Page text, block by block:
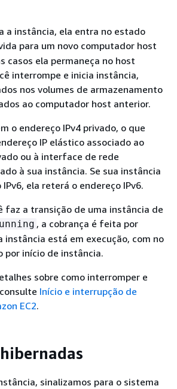
a instância, ela entra no estado
para um novo computador host
casos ela permaneça no host
interrompe e inicia instância,
nos volumes de armazenamento
ao computador host anterior.
o endereço IPv4 privado, o que
IP elástico associado ao
ou à interface de rede
à sua instância. Se sua instância
ela reterá o endereço IPv6.
faz a transição de uma instância de
, a cobrança é feita por
instância está em execução, com no
por início de instância.
sobre como interromper e
Início e interrupção de
EC2.
sinalizamos para o sistema